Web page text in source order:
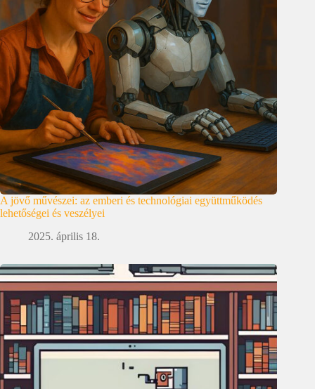
A jövő művészei: az emberi és technológiai együttműködés
lehetőségei és veszélyei
2025. április 18.